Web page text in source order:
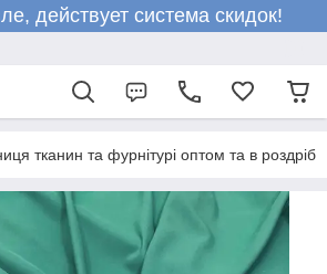
действует система скидок!
тканин та фурнітурі оптом та в роздріб